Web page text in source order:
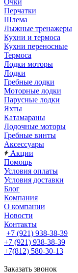
Очки
Перчатки
Шлема
Лыжные тренажеры
Кухни и термоса
Кухни переносные
Термоса
Лодки моторы
Лодки
Гребные лодки
Моторные лодки
Парусные лодки
Яхты
Катамараны
Лодочные моторы
Гребные винты
Аксессуары
Акции
Помощь
Условия оплаты
Условия доставки
Блог
Компания
О компании
Новости
Контакты
+7 (921) 938-38-39
+7 (921) 938-38-39
+7(812) 580-30-13
Заказать звонок